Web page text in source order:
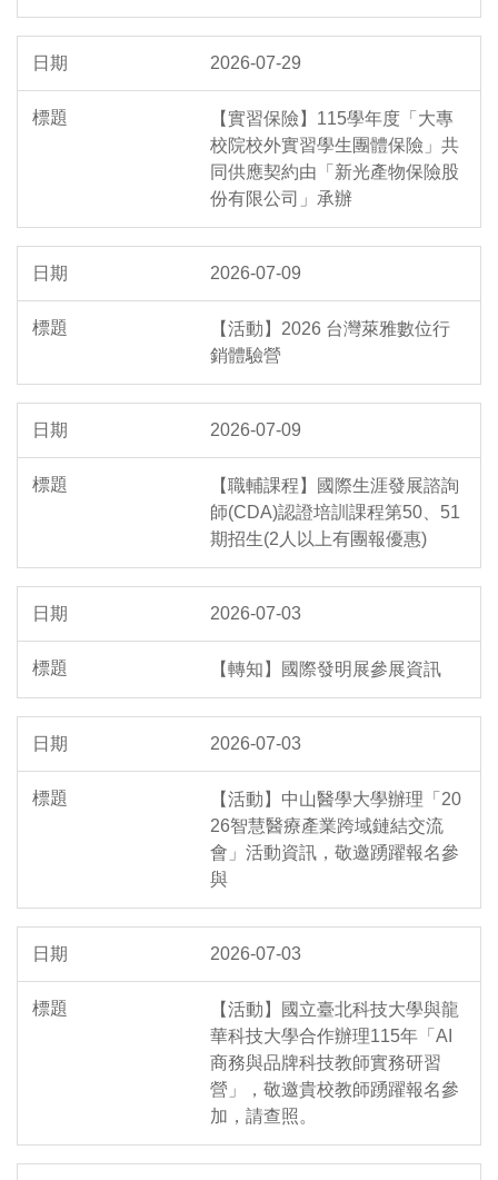
2026-07-29
【實習保險】115學年度「大專
校院校外實習學生團體保險」共
同供應契約由「新光產物保險股
份有限公司」承辦
2026-07-09
【活動】2026 台灣萊雅數位行
銷體驗營
2026-07-09
【職輔課程】國際生涯發展諮詢
師(CDA)認證培訓課程第50、51
期招生(2人以上有團報優惠)
2026-07-03
【轉知】國際發明展參展資訊
2026-07-03
【活動】中山醫學大學辦理「20
26智慧醫療產業跨域鏈結交流
會」活動資訊，敬邀踴躍報名參
與
2026-07-03
【活動】國立臺北科技大學與龍
華科技大學合作辦理115年「AI
商務與品牌科技教師實務研習
營」，敬邀貴校教師踴躍報名參
加，請查照。